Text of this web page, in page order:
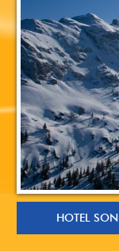
HOTEL